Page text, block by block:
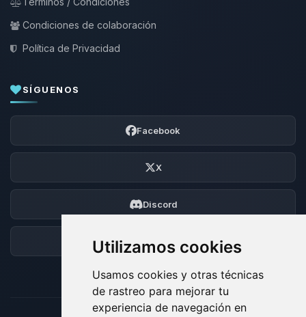
Utilizamos cookies
Usamos cookies y otras técnicas
de rastreo para mejorar tu
experiencia de navegación en
Condiciones de colaboración
Política de Privacidad
SÍGUENOS
Facebook
X
Discord
Foro